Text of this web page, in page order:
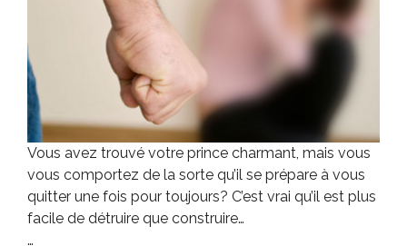
Vous avez trouvé votre prince charmant, mais vous
vous comportez de la sorte qu’il se prépare à vous
quitter une fois pour toujours? C’est vrai qu’il est plus
facile de détruire que construire…
…